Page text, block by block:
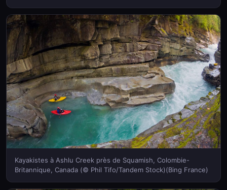
Kayakistes à Ashlu Creek près de Squamish, Colombie-
Britannique, Canada (© Phil Tifo/Tandem Stock)(Bing France)